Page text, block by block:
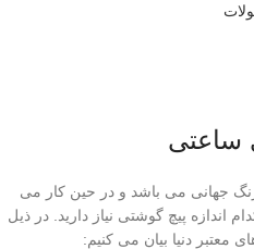
ساعتی
جهانی می باشد و در حین کار می
اندازه پیچ گوشتی نیاز دارید. در ذیل
معتبر دنیا بیان می کنیم: